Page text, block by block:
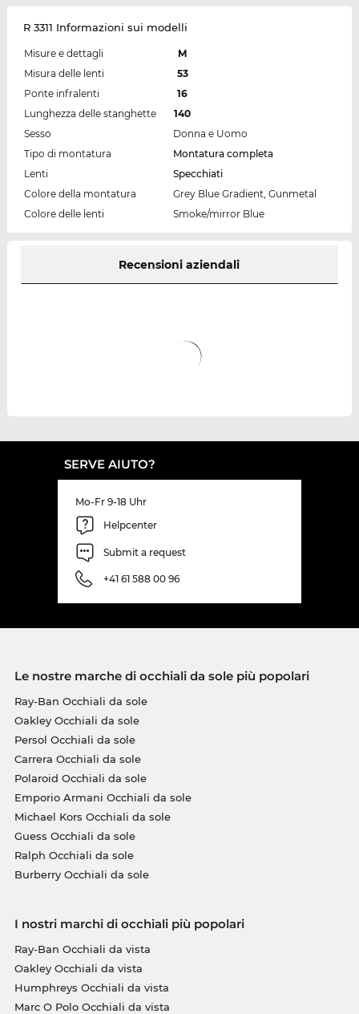
R 3311 Informazioni sui modelli
Misure e dettagli
M
Misura delle lenti
53
Ponte infralenti
16
Lunghezza delle stanghette
140
Sesso
Donna e Uomo
Tipo di montatura
Montatura completa
Lenti
Specchiati
Colore della montatura
Grey Blue Gradient, Gunmetal
Colore delle lenti
Smoke/mirror Blue
Recensioni aziendali
SERVE AIUTO?
Mo-Fr 9-18 Uhr
Helpcenter
Submit a request
+41 61 588 00 96
Le nostre marche di occhiali da sole più popolari
Ray-Ban Occhiali da sole
Oakley Occhiali da sole
Persol Occhiali da sole
Carrera Occhiali da sole
Polaroid Occhiali da sole
Emporio Armani Occhiali da sole
Michael Kors Occhiali da sole
Guess Occhiali da sole
Ralph Occhiali da sole
Burberry Occhiali da sole
I nostri marchi di occhiali più popolari
Ray-Ban Occhiali da vista
Oakley Occhiali da vista
Humphreys Occhiali da vista
Marc O Polo Occhiali da vista